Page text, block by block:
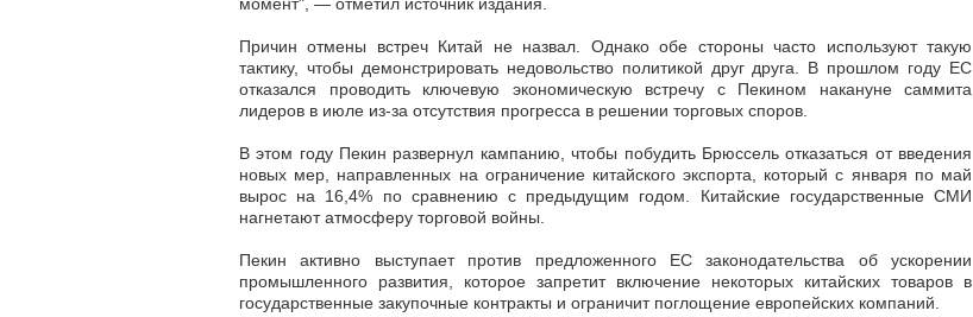
момент", — отметил источник издания.
Причин отмены встреч Китай не назвал. Однако обе стороны часто используют такую
тактику, чтобы демонстрировать недовольство политикой друг друга. В прошлом году ЕС
отказался проводить ключевую экономическую встречу с Пекином накануне саммита
лидеров в июле из-за отсутствия прогресса в решении торговых споров.
В этом году Пекин развернул кампанию, чтобы побудить Брюссель отказаться от введения
новых мер, направленных на ограничение китайского экспорта, который с января по май
вырос на 16,4% по сравнению с предыдущим годом. Китайские государственные СМИ
нагнетают атмосферу торговой войны.
Пекин активно выступает против предложенного ЕС законодательства об ускорении
промышленного развития, которое запретит включение некоторых китайских товаров в
государственные закупочные контракты и ограничит поглощение европейских компаний.